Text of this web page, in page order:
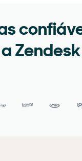
a Zendesk